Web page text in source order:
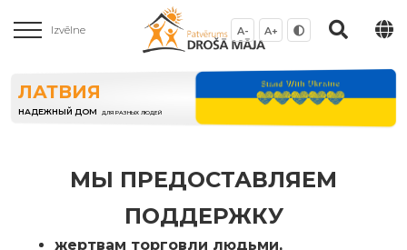
Izvēlne A- A+
ЛАТВИЯ
НАДЕЖНЫЙ ДОМ ДЛЯ РАЗНЫХ ЛЮДЕЙ
МЫ ПРЕДОСТАВЛЯЕМ
ПОДДЕРЖКУ
жертвам торговли людьми,